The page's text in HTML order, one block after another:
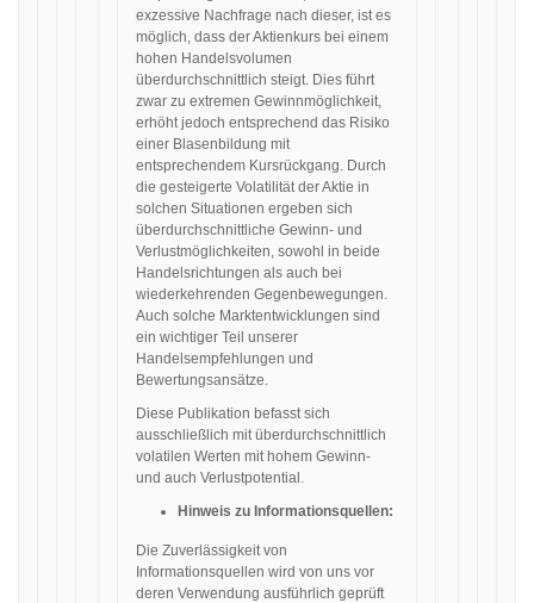
exzessive Nachfrage nach dieser, ist es
möglich, dass der Aktienkurs bei einem
hohen Handelsvolumen
überdurchschnittlich steigt. Dies führt
zwar zu extremen Gewinnmöglichkeit,
erhöht jedoch entsprechend das Risiko
einer Blasenbildung mit
entsprechendem Kursrückgang. Durch
die gesteigerte Volatilität der Aktie in
solchen Situationen ergeben sich
überdurchschnittliche Gewinn- und
Verlustmöglichkeiten, sowohl in beide
Handelsrichtungen als auch bei
wiederkehrenden Gegenbewegungen.
Auch solche Marktentwicklungen sind
ein wichtiger Teil unserer
Handelsempfehlungen und
Bewertungsansätze.
Diese Publikation befasst sich
ausschließlich mit überdurchschnittlich
volatilen Werten mit hohem Gewinn-
und auch Verlustpotential.
Hinweis zu Informationsquellen:
Die Zuverlässigkeit von
Informationsquellen wird von uns vor
deren Verwendung ausführlich geprüft